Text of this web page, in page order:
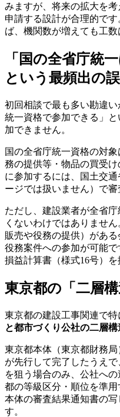
みますが、将来の拡大を
申請する設計が合理的で
ば、機関数が増えても工数
「国の全省庁統
という最頻出の
初回相談で最も多い勘違
統一資格で参加できる」
加できません。
国の全省庁統一資格の対
務の提供等・物品の買受
に参加するには、国土交
ージでは扱いません）で審
ただし、建設業者が全省
くないわけではありませ
販売や役務の提供）があ
役務案件への参加が可能
損益計算書（様式16号）を
東京都の「二層
東京都の建設工事関連で特
と都市づくり公社の二層構
東京都本体（東京都財務
が先行して完了したうえ
を狙う場合のみ、公社へ
都の等級区分・順位を準
本体の審査結果通知書の
す。